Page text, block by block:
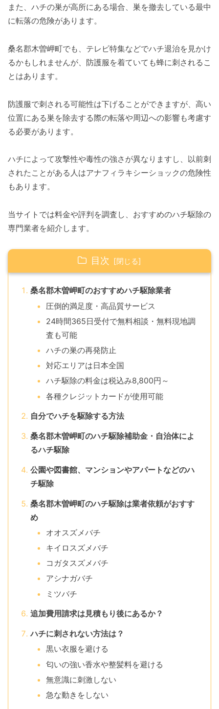
また、ハチの巣が高所にある場合、巣を撤去している最中
に転落の危険があります。
桑名郡木曽岬町でも、テレビ特集などでハチ退治を見かけ
るかもしれませんが、防護服を着ていても蜂に刺されるこ
とはあります。
防護服で刺される可能性は下げることができますが、高い
位置にある巣を除去する際の転落や周辺への影響も考慮す
る必要があります。
ハチによって攻撃性や毒性の強さが異なりますし、以前刺
されたことがある人はアナフィラキシーショックの危険性
もあります。
当サイトでは料金や評判を調査し、おすすめのハチ駆除の
専門業者を紹介します。
目次
桑名郡木曽岬町のおすすめハチ駆除業者
圧倒的満足度・高品質サービス
24時間365日受付で無料相談・無料現地調
査も可能
ハチの巣の再発防止
対応エリアは日本全国
ハチ駆除の料金は税込み8,800円～
各種クレジットカードが使用可能
自分でハチを駆除する方法
桑名郡木曽岬町のハチ駆除補助金・自治体によ
るハチ駆除
公園や図書館、マンションやアパートなどのハ
チ駆除
桑名郡木曽岬町のハチ駆除は業者依頼がおすす
め
オオスズメバチ
キイロスズメバチ
コガタスズメバチ
アシナガバチ
ミツバチ
追加費用請求は見積もり後にあるか？
ハチに刺されない方法は？
黒い衣服を避ける
匂いの強い香水や整髪料を避ける
無意識に刺激しない
急な動きをしない